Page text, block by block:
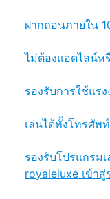
ฝากถอนภายใน
ไม่ต้องแอดไลน์ห
รองรับการใช้แร
เล่นได้ทั้งโทรศัพ
รองรับโปรแกรม
royaleluxe เข้าสู่